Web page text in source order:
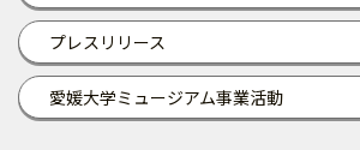
プレスリリース
愛媛大学ミュージアム事業活動